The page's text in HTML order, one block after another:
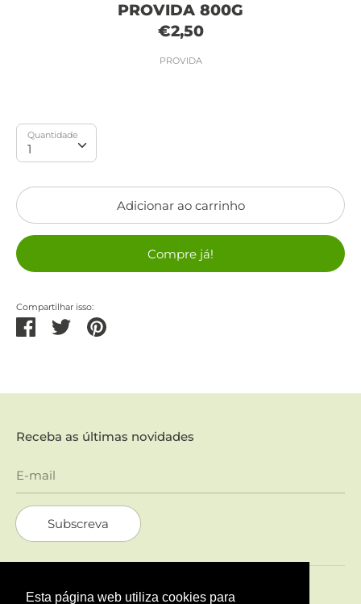
Esta página web utiliza cookies para
PROVIDA 800G
€2,50
PROVIDA
Quantidade
1
Quantidade
Adicionar ao carrinho
Compre já!
Compartilhar isso:
PartilharTweetarPinterest
Receba as últimas novidades
E-mail
Subscreva